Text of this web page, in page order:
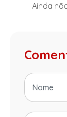
Ainda